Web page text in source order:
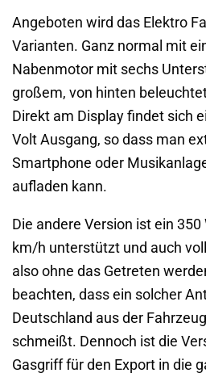
Angeboten wird das Elektro
Varianten. Ganz normal mit
Nabenmotor mit sechs
großem, von hinten
Direkt am Display findet sich
Volt Ausgang, so dass man
Smartphone oder
aufladen kann.
Die andere Version ist ein
km/h unterstützt und auch
also ohne das Getreten
beachten, dass ein solcher
Deutschland aus der
schmeißt. Dennoch ist die
Gasgriff für den Export in die